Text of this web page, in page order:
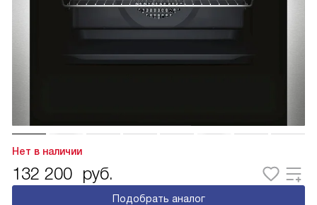
Нет в наличии
132 200 руб.
Подобрать аналог